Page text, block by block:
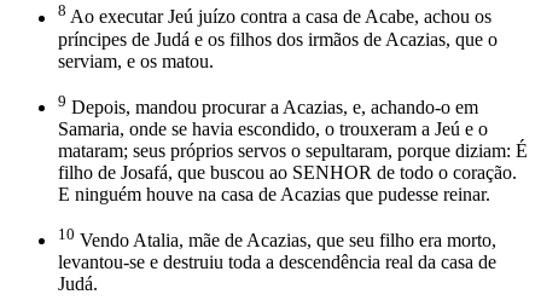
8 Ao executar Jeú juízo contra a casa de Acabe, achou os
príncipes de Judá e os filhos dos irmãos de Acazias, que o
serviam, e os matou.
9 Depois, mandou procurar a Acazias, e, achando-o em
Samaria, onde se havia escondido, o trouxeram a Jeú e o
mataram; seus próprios servos o sepultaram, porque diziam: É
filho de Josafá, que buscou ao SENHOR de todo o coração.
E ninguém houve na casa de Acazias que pudesse reinar.
10 Vendo Atalia, mãe de Acazias, que seu filho era morto,
levantou-se e destruiu toda a descendência real da casa de
Judá.